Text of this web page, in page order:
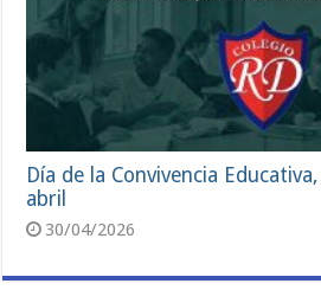
Día de la Convivencia
abril
30/04/2026